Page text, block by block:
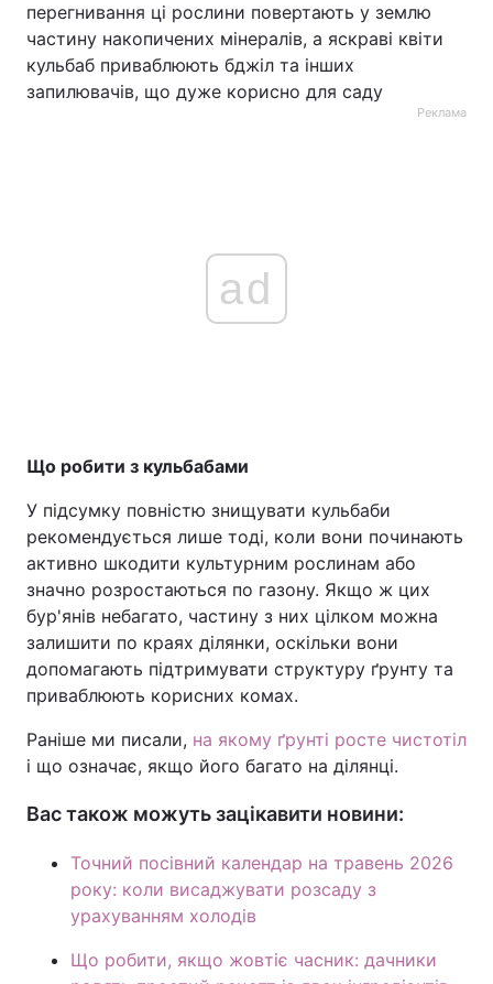
перегнивання ці рослини повертають у землю
частину накопичених мінералів, а яскраві квіти
кульбаб приваблюють бджіл та інших
запилювачів, що дуже корисно для саду
Реклама
ad
Що робити з кульбабами
У підсумку повністю знищувати кульбаби
рекомендується лише тоді, коли вони починають
активно шкодити культурним рослинам або
значно розростаються по газону. Якщо ж цих
бур'янів небагато, частину з них цілком можна
залишити по краях ділянки, оскільки вони
допомагають підтримувати структуру ґрунту та
приваблюють корисних комах.
Раніше ми писали, на якому ґрунті росте чистотіл
і що означає, якщо його багато на ділянці.
Вас також можуть зацікавити новини:
Точний посівний календар на травень 2026
року: коли висаджувати розсаду з
урахуванням холодів
Що робити, якщо жовтіє часник: дачники